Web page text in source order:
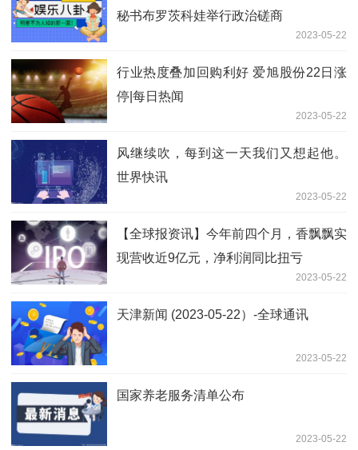
秘书布罗茨科娃举行政治磋商
2023-05-22
行业热度叠加回购利好 爱旭股份22日涨
停|每日热闻
2023-05-22
风继续吹，每到这一天我们又想起他。
世界快讯
2023-05-22
【全球报资讯】今年前四个月，香飘飘实
现营收近9亿元，净利润同比扭亏
2023-05-22
天津新闻 (2023-05-22）-全球通讯
2023-05-22
国家养老服务清单公布
2023-05-22